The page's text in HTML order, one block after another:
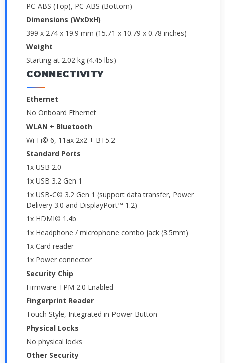
PC-ABS (Top), PC-ABS (Bottom)
Dimensions (WxDxH)
399 x 274 x 19.9 mm (15.71 x 10.79 x 0.78 inches)
Weight
Starting at 2.02 kg (4.45 lbs)
CONNECTIVITY
Ethernet
No Onboard Ethernet
WLAN + Bluetooth
Wi-Fi© 6, 11ax 2x2 + BT5.2
Standard Ports
1x USB 2.0
1x USB 3.2 Gen 1
1x USB-C© 3.2 Gen 1 (support data transfer, Power
Delivery 3.0 and DisplayPort™ 1.2)
1x HDMI© 1.4b
1x Headphone / microphone combo jack (3.5mm)
1x Card reader
1x Power connector
Security Chip
Firmware TPM 2.0 Enabled
Fingerprint Reader
Touch Style, Integrated in Power Button
Physical Locks
No physical locks
Other Security